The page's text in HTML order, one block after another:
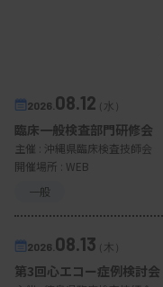
2026. 08.12（水）
臨床一般検査部門研修会
主催 : 沖縄県臨床検査技師会
開催場所 : WEB
一般
2026. 08.13（木）
第3回心エコー症例検討会